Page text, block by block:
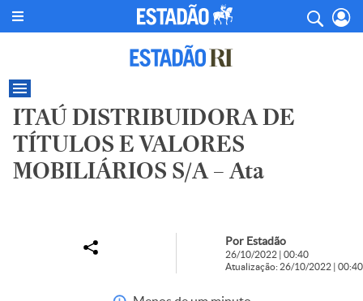
ITAÚ DISTRIBUIDORA DE
TÍTULOS E VALORES
MOBILIÁRIOS S/A – Ata
Por Estadão
26/10/2022 | 00:40
Atualização: 26/10/2022 | 00:40